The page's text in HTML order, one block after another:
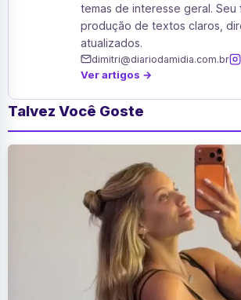
temas de interesse geral. Seu
produção de textos claros,
atualizados.
dimitri@diariodamidia.com.br
Ver artigos →
Talvez Você Goste